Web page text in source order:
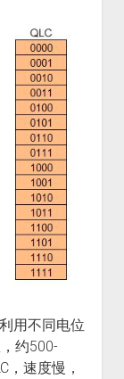
用不同电位
约500-
，速度慢，